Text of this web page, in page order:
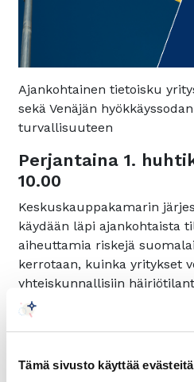
Tämä sivusto käyttää evästeitä
Ajankohtainen tietoisku
sekä Venäjän
turvallisuuteen
Perjantaina 1.
10.00
Keskuskauppakamarin
käydään läpi ajankohtaista
aiheuttamia riskejä
kerrotaan, kuinka yritykset
yhteiskunnallisiin
Miten ajankohtainen
huoltovarmuuteen?
kyberhyökkäykseen? Entä